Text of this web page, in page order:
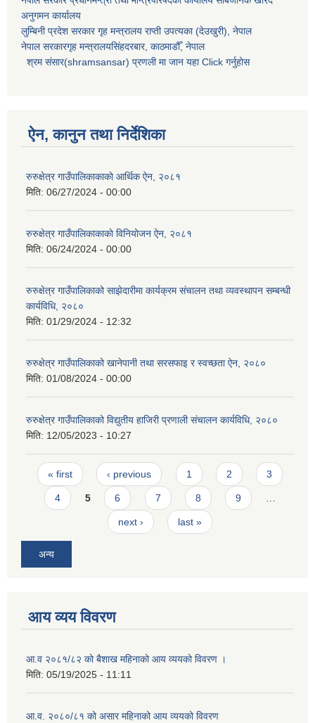
अनुगमन कार्यालय
लुम्बिनी प्रदेश सरकार गृह मन्त्रालय राप्ती उपत्यका (देउखुरी), नेपाल
नेपाल सरकारगृह मन्त्रालयसिंहदरबार, काठमाडौँ, नेपाल
श्रम संसार(shramsansar) प्रणली मा जान यहा Click गर्नुहोस
ऐन, कानुन तथा निर्देशिका
रुरुक्षेत्र गाउँपालिकाकाकाे आर्थिक ऐन, २०८१
मिति: 06/27/2024 - 00:00
रुरुक्षेत्र गाउँपालिकाकाकाे विनियोजन ऐन, २०८१
मिति: 06/24/2024 - 00:00
रुरुक्षेत्र गाउँपालिकाको साझेदारीमा कार्यक्रम संचालन तथा व्यवस्थापन सम्बन्धी
कार्यविधि, २०८०
मिति: 01/29/2024 - 12:32
रुरुक्षेत्र गाउँपालिकाको खानेपानी तथा सरसफाइ र स्वच्छता ऐन, २०८०
मिति: 01/08/2024 - 00:00
रुरुक्षेत्र गाउँपालिकाको विद्युतीय हाजिरी प्रणाली संचालन कार्यविधि, २०८०
मिति: 12/05/2023 - 10:27
Pages
« first ‹ previous 1 2 3
4 5 6 7 8 9
next › last »
अन्य
आय व्यय विवरण
आ.व २०८१/८२ को बैशाख महिनाको आय व्ययको विवरण ।
मिति: 05/19/2025 - 11:11
आ.व. २०८०/८१ को असार महिनाको आय व्ययको विवरण